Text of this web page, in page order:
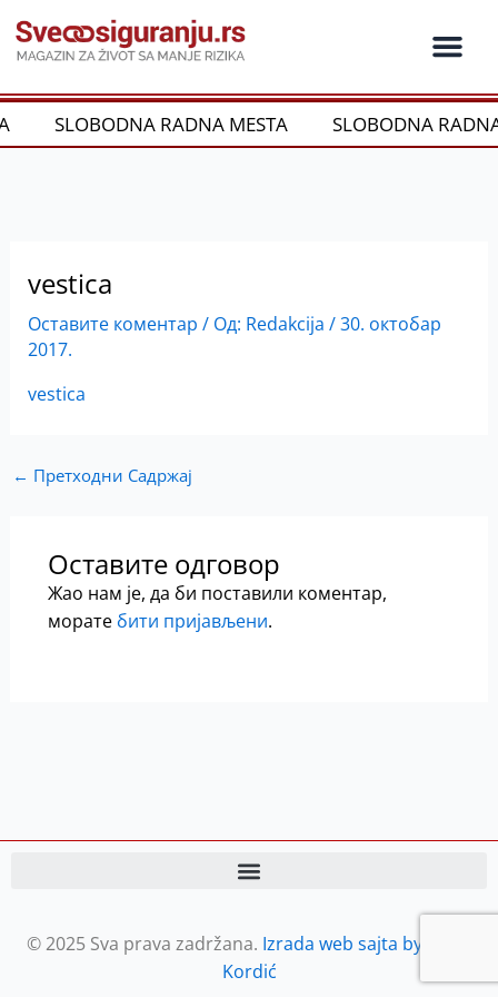
на
садржај
SLOBODNA RADNA MESTA SLOBODNA
vestica
Оставите коментар / Од: Redakcija /30. октобар
2017.
vestica
← Претходни Садржај
Оставите одговор
Жао нам је, да би поставили коментар,
морате бити пријављени.
© 2025 Sva prava zadržana. Izrada web sajta by Petar
Kordić